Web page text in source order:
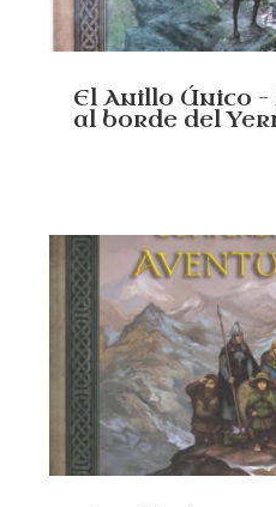
El Anillo Único
al borde del